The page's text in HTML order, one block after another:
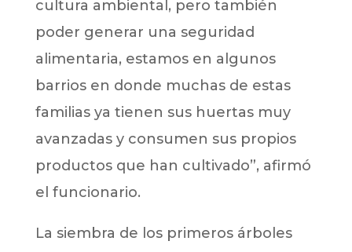
cultura ambiental, pero también
poder generar una seguridad
alimentaria, estamos en algunos
barrios en donde muchas de estas
familias ya tienen sus huertas muy
avanzadas y consumen sus propios
productos que han cultivado”, afirmó
el funcionario.
La siembra de los primeros árboles